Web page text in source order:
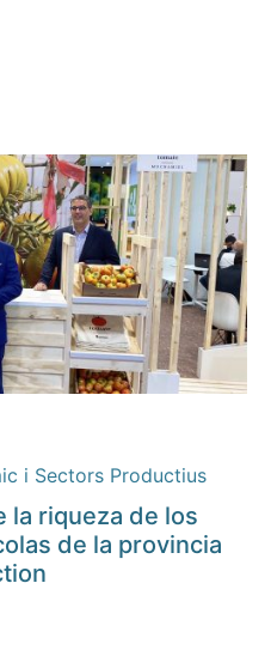
i Sectors Productius
la riqueza de los
de la provincia